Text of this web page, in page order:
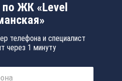
ЖК «Level
телефона и специалист
через 1 минуту